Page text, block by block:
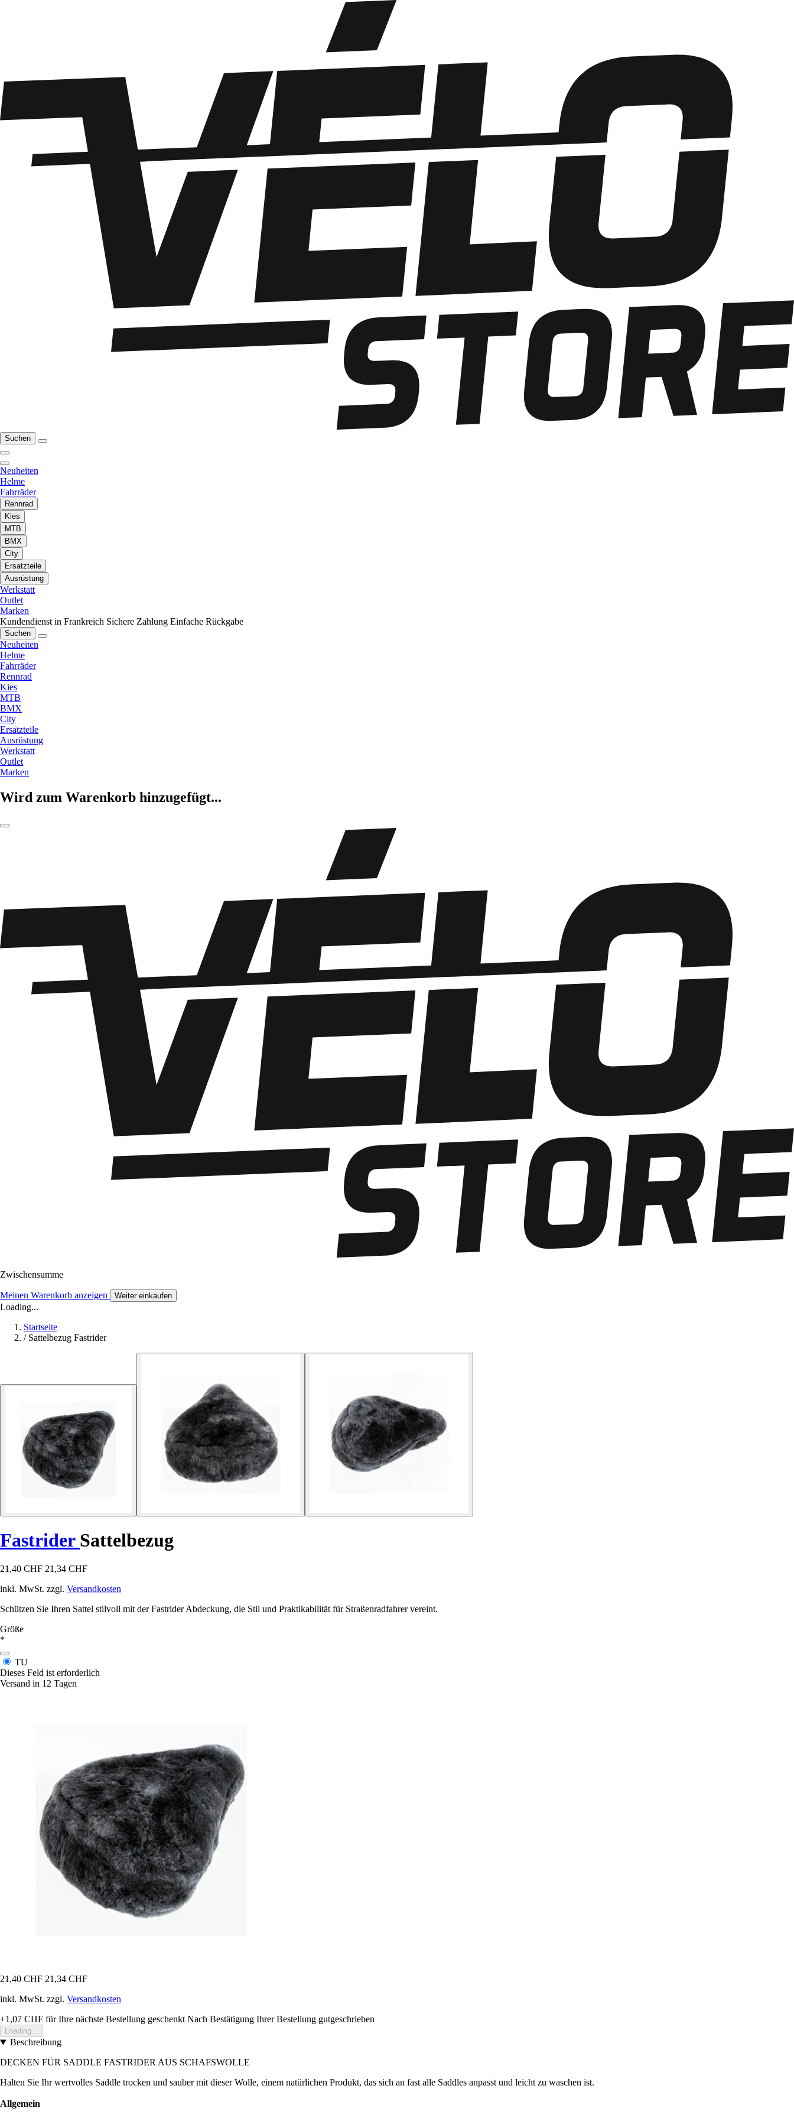
Suchen
Neuheiten
Helme
Fahrräder
Rennrad
Kies
MTB
BMX
City
Ersatzteile
Ausrüstung
Werkstatt
Outlet
Marken
Kundendienst in Frankreich Sichere Zahlung Einfache Rückgabe
Suchen
Neuheiten
Helme
Fahrräder
Rennrad
Kies
MTB
BMX
City
Ersatzteile
Ausrüstung
Werkstatt
Outlet
Marken
Wird zum Warenkorb hinzugefügt...
Zwischensumme
Meinen Warenkorb anzeigen Weiter einkaufen
Loading...
Startseite
/ Sattelbezug Fastrider
Fastrider Sattelbezug
21,40 CHF 21,34 CHF
inkl. MwSt. zzgl. Versandkosten
Schützen Sie Ihren Sattel stilvoll mit der Fastrider Abdeckung, die Stil und Praktikabilität für Straßenradfahrer vereint.
Größe
*
TU
Dieses Feld ist erforderlich
Versand in 12 Tagen
21,40 CHF 21,34 CHF
inkl. MwSt. zzgl. Versandkosten
+1,07 CHF für Ihre nächste Bestellung geschenkt Nach Bestätigung Ihrer Bestellung gutgeschrieben
Loading...
Beschreibung
DECKEN FÜR SADDLE FASTRIDER AUS SCHAFSWOLLE
Halten Sie Ihr wertvolles Saddle trocken und sauber mit dieser Wolle, einem natürlichen Produkt, das sich an fast alle Saddles anpasst und leicht zu waschen ist.
Allgemein